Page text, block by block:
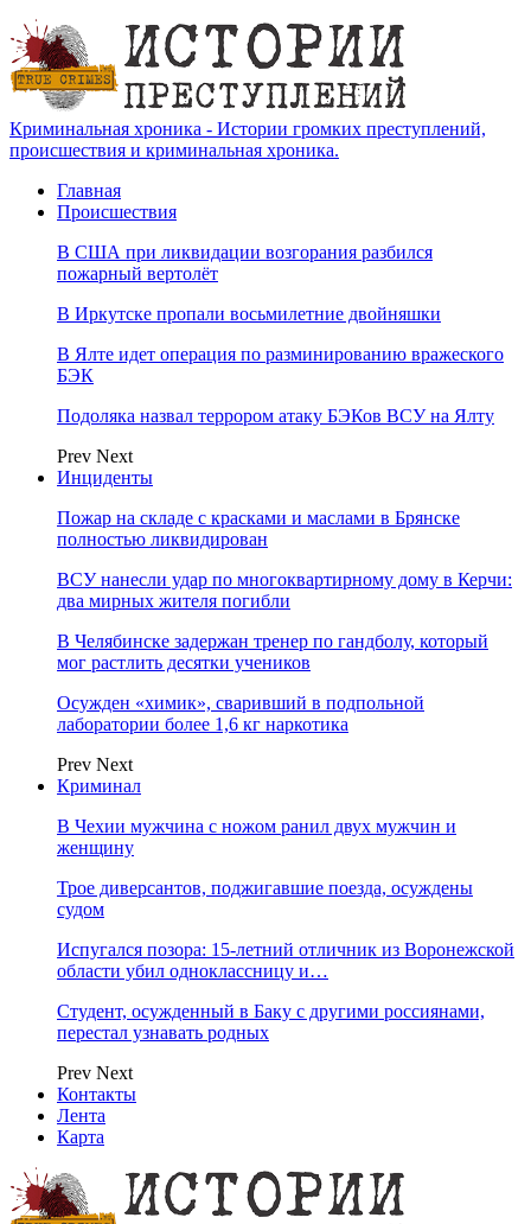
Криминальная хроника - Истории громких преступлений,
происшествия и криминальная хроника.
Главная
Происшествия
В США при ликвидации возгорания разбился
пожарный вертолёт
В Иркутске пропали восьмилетние двойняшки
В Ялте идет операция по разминированию вражеского
БЭК
Подоляка назвал террором атаку БЭКов ВСУ на Ялту
Prev Next
Инциденты
Пожар на складе с красками и маслами в Брянске
полностью ликвидирован
ВСУ нанесли удар по многоквартирному дому в Керчи:
два мирных жителя погибли
В Челябинске задержан тренер по гандболу, который
мог растлить десятки учеников
Осужден «химик», сваривший в подпольной
лаборатории более 1,6 кг наркотика
Prev Next
Криминал
В Чехии мужчина с ножом ранил двух мужчин и
женщину
Трое диверсантов, поджигавшие поезда, осуждены
судом
Испугался позора: 15-летний отличник из Воронежской
области убил одноклассницу и…
Студент, осужденный в Баку с другими россиянами,
перестал узнавать родных
Prev Next
Контакты
Лента
Карта